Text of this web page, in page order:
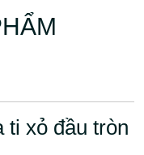
ti xỏ đầu tròn